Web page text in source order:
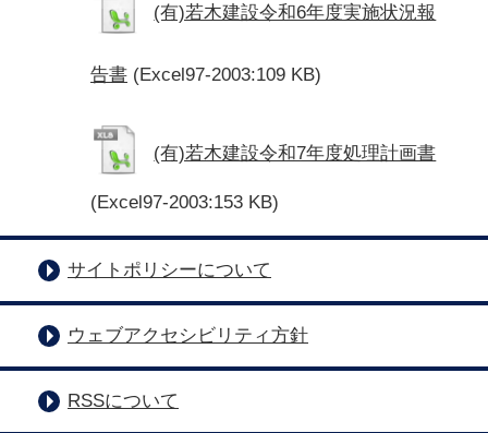
(有)若木建設令和6年度実施状況報
告書 (Excel97-2003:109 KB)
(有)若木建設令和7年度処理計画書
(Excel97-2003:153 KB)
サイトポリシーについて
ウェブアクセシビリティ方針
RSSについて